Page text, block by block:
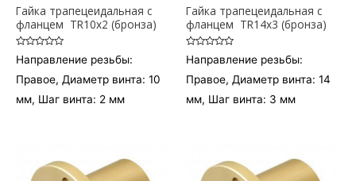
Гайка трапецеидальная c
фланцем TR10x2 (бронза)
Оценка
0
Направление резьбы:
Правое, Диаметр винта: 10
мм, Шаг винта: 2 мм
Гайка трапецеидальная c
фланцем TR14x3 (бронза)
Оценка
0
Направление резьбы:
Правое, Диаметр винта: 14
мм, Шаг винта: 3 мм